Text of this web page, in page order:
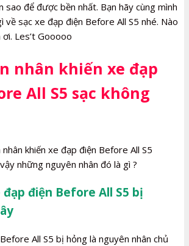
sao để được bền nhất. Bạn hãy cùng mình
về sạc xe đạp điện Before All S5 nhé. Nào
Les’t Gooooo
nhân khiến xe đạp
All S5 sạc không
khiến xe đạp điện Before All S5
những nguyên nhân đó là gì ?
đạp điện Before All S5 bị
All S5 bị hỏng là nguyên nhân chủ